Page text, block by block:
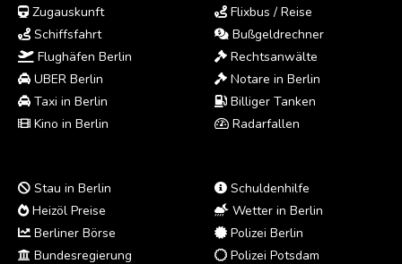
Zugauskunft
Schiffsfahrt
Flughäfen Berlin
UBER Berlin
Taxi in Berlin
Kino in Berlin
Flixbus / Reise
Bußgeldrechner
Rechtsanwälte
Notare in Berlin
Billiger Tanken
Radarfallen
Stau in Berlin
Heizöl Preise
Berliner Börse
Bundesregierung
Schuldenhilfe
Wetter in Berlin
Polizei Berlin
Polizei Potsdam